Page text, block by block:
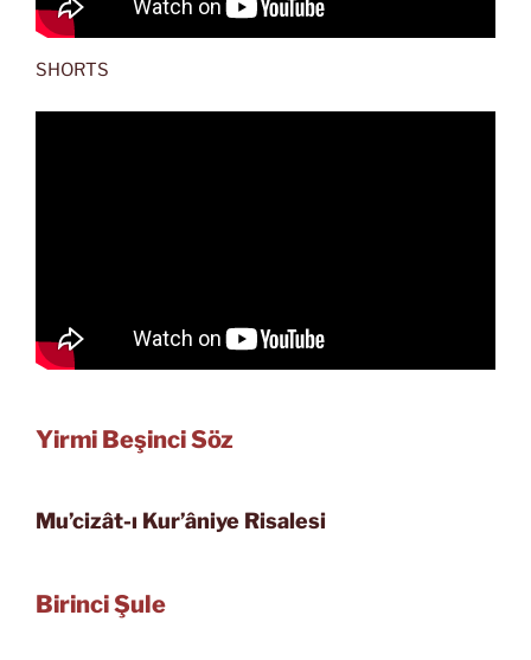
SHORTS
Yirmi Beşinci Söz
Mu’cizât-ı Kur’âniye Risalesi
Birinci Şule